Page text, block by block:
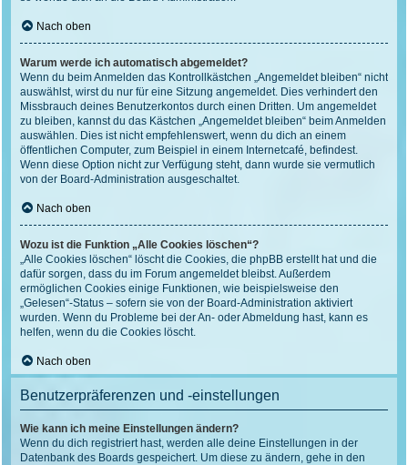
Nach oben
Warum werde ich automatisch abgemeldet?
Wenn du beim Anmelden das Kontrollkästchen „Angemeldet bleiben“ nicht
auswählst, wirst du nur für eine Sitzung angemeldet. Dies verhindert den
Missbrauch deines Benutzerkontos durch einen Dritten. Um angemeldet
zu bleiben, kannst du das Kästchen „Angemeldet bleiben“ beim Anmelden
auswählen. Dies ist nicht empfehlenswert, wenn du dich an einem
öffentlichen Computer, zum Beispiel in einem Internetcafé, befindest.
Wenn diese Option nicht zur Verfügung steht, dann wurde sie vermutlich
von der Board-Administration ausgeschaltet.
Nach oben
Wozu ist die Funktion „Alle Cookies löschen“?
„Alle Cookies löschen“ löscht die Cookies, die phpBB erstellt hat und die
dafür sorgen, dass du im Forum angemeldet bleibst. Außerdem
ermöglichen Cookies einige Funktionen, wie beispielsweise den
„Gelesen“-Status – sofern sie von der Board-Administration aktiviert
wurden. Wenn du Probleme bei der An- oder Abmeldung hast, kann es
helfen, wenn du die Cookies löscht.
Nach oben
Benutzerpräferenzen und -einstellungen
Wie kann ich meine Einstellungen ändern?
Wenn du dich registriert hast, werden alle deine Einstellungen in der
Datenbank des Boards gespeichert. Um diese zu ändern, gehe in den